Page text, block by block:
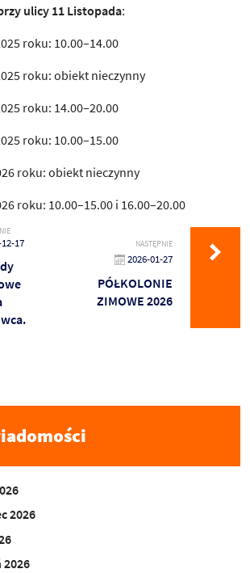
ulicy 11 Listopada:
roku: 10.00–14.00
roku: obiekt nieczynny
roku: 14.00–20.00
roku: 10.00–15.00
roku: obiekt nieczynny
roku: 10.00–15.00 i 16.00–20.00
17 NASTĘPNIE
2026-01-27
PÓŁKOLONIE
ZIMOWE 2026
2026
2026